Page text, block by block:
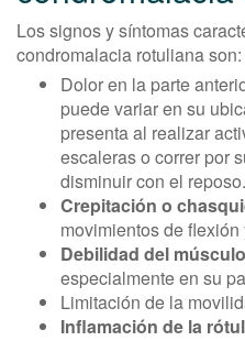
Los signos y síntomas
condromalacia rotuliana son:
Dolor en la parte
puede variar en su
presenta al realizar
escaleras o correr por
disminuir con el reposo.
Crepitación o
movimientos de
Debilidad del
especialmente en su
Limitación de la
Inflamación de la